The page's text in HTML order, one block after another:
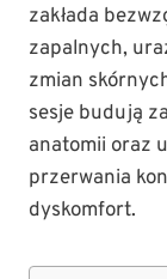
zakłada
zapalnych,
zmian
sesje budują
anatomii oraz
przerwania
dyskomfort.